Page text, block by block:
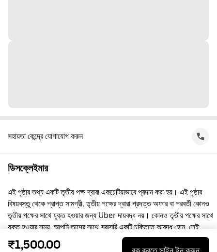
সহায়তা কেন্দ্রে যোগাযোগ করুন
ডিসক্লেইমার
এই পৃষ্ঠার তথ্য একটি তৃতীয় পক্ষ দ্বারা একচেটিয়াভাবে প্রদান করা হয়। এই পৃষ্ঠার
বিষয়বস্তু থেকে প্রাপ্ত সামগ্রী, তৃতীয় পক্ষের দ্বারা প্রদত্ত অফার বা পরবর্তী কোনও
তৃতীয় পক্ষের সাথে যুক্ত হওয়ার জন্য Uber দায়বদ্ধ নয়। কোনও তৃতীয় পক্ষের সাথে
যুক্ত হওয়ার সময়, আপনি তাদের সাথে সরাসরি একটি চুক্তিতে আবদ্ধ হোন, সেই
চুক্তিতে Uber কোনো পক্ষ নয়। প্রশ্নের জন্য, অনুগ্রহ করে সরাসরি তৃতীয় পক্ষের
₹1,500.00